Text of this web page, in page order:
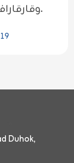
وقارقارافا في ضواحي محافظة دهوك.
Duhok,